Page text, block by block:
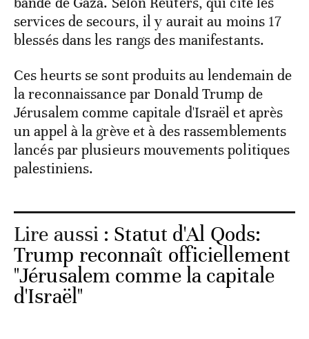
services de secours, il y aurait au moins 17
blessés dans les rangs des manifestants.
Ces heurts se sont produits au lendemain de
la reconnaissance par Donald Trump de
Jérusalem comme capitale d'Israël et après
un appel à la grève et à des rassemblements
lancés par plusieurs mouvements politiques
palestiniens.
Lire aussi : Statut d'Al Qods:
Trump reconnaît officiellement
"Jérusalem comme la capitale
d'Israël"